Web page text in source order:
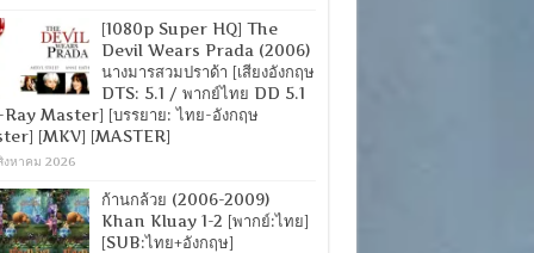
[1080p Super HQ] The
Devil Wears Prada (2006)
นางมารสวมปราด้า [เสียงอังกฤษ
DTS: 5.1 / พากย์ไทย DD 5.1
Master] [บรรยาย: ไทย-อังกฤษ
[MKV] [MASTER]
งหาคม 2026
ก้านกล้วย (2006-2009)
Khan Kluay 1-2 [พากย์:ไทย]
[SUB:ไทย+อังกฤษ]